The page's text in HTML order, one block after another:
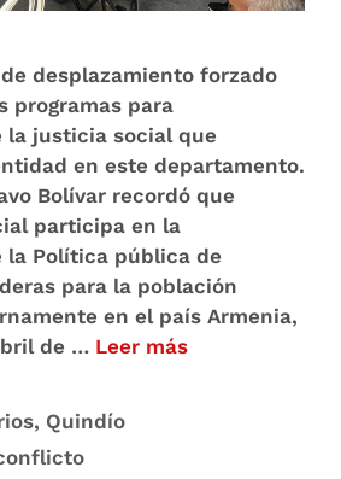
desplazamiento forzado
programas para
justicia social que
en este departamento.
Bolívar recordó que
participa en la
Política pública de
para la población
en el país Armenia,
de … Leer más
, Quindío